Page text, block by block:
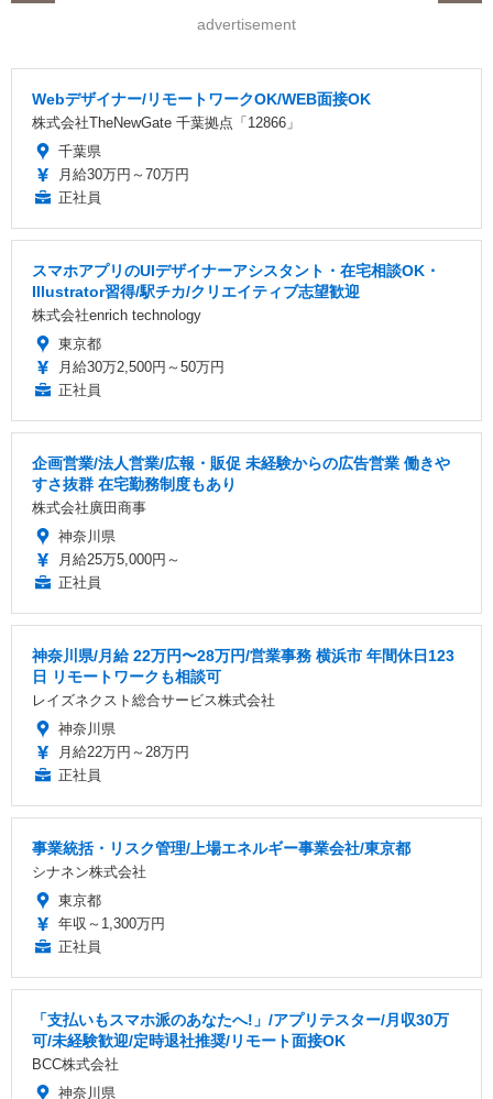
advertisement
Webデザイナー/リモートワークOK/WEB面接OK
株式会社TheNewGate 千葉拠点「12866」
千葉県
月給30万円～70万円
正社員
スマホアプリのUIデザイナーアシスタント・在宅相談OK・
Illustrator習得/駅チカ/クリエイティブ志望歓迎
株式会社enrich technology
東京都
月給30万2,500円～50万円
正社員
企画営業/法人営業/広報・販促 未経験からの広告営業 働きや
すさ抜群 在宅勤務制度もあり
株式会社廣田商事
神奈川県
月給25万5,000円～
正社員
神奈川県/月給 22万円〜28万円/営業事務 横浜市 年間休日123
日 リモートワークも相談可
レイズネクスト総合サービス株式会社
神奈川県
月給22万円～28万円
正社員
事業統括・リスク管理/上場エネルギー事業会社/東京都
シナネン株式会社
東京都
年収～1,300万円
正社員
「支払いもスマホ派のあなたへ!」/アプリテスター/月収30万
可/未経験歓迎/定時退社推奨/リモート面接OK
BCC株式会社
神奈川県